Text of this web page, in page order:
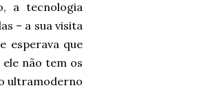
a tecnologia
– a sua visita
esperava que
não tem os
ultramoderno